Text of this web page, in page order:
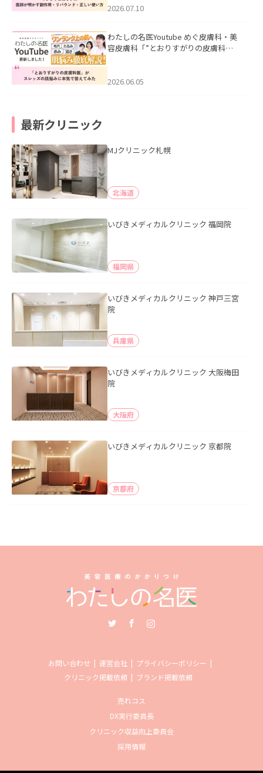
た。
2026.07.10
わたしの名医Youtube めぐ皮膚科・美
容皮膚科「”とおりすがりの皮膚科
2026.06.05
最新クリニック
MJクリニック札幌
北海道
いびきメディカルクリニック 福岡院
福岡県
いびきメディカルクリニック 神戸三宮
院
兵庫県
いびきメディカルクリニック 大阪梅田
院
大阪府
いびきメディカルクリニック 京都院
京都府
お問い合わせ 運営会社
プライバシーポリシー
クリニック掲載依頼
ブランド掲載依頼
売れコス
DX実行委員長
クリニック収益向上委員会
採用情報